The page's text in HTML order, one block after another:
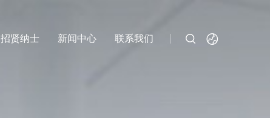
招贤纳士 新闻中心 联系我们